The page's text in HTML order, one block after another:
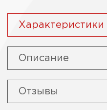
Характеристики
Описание
Отзывы